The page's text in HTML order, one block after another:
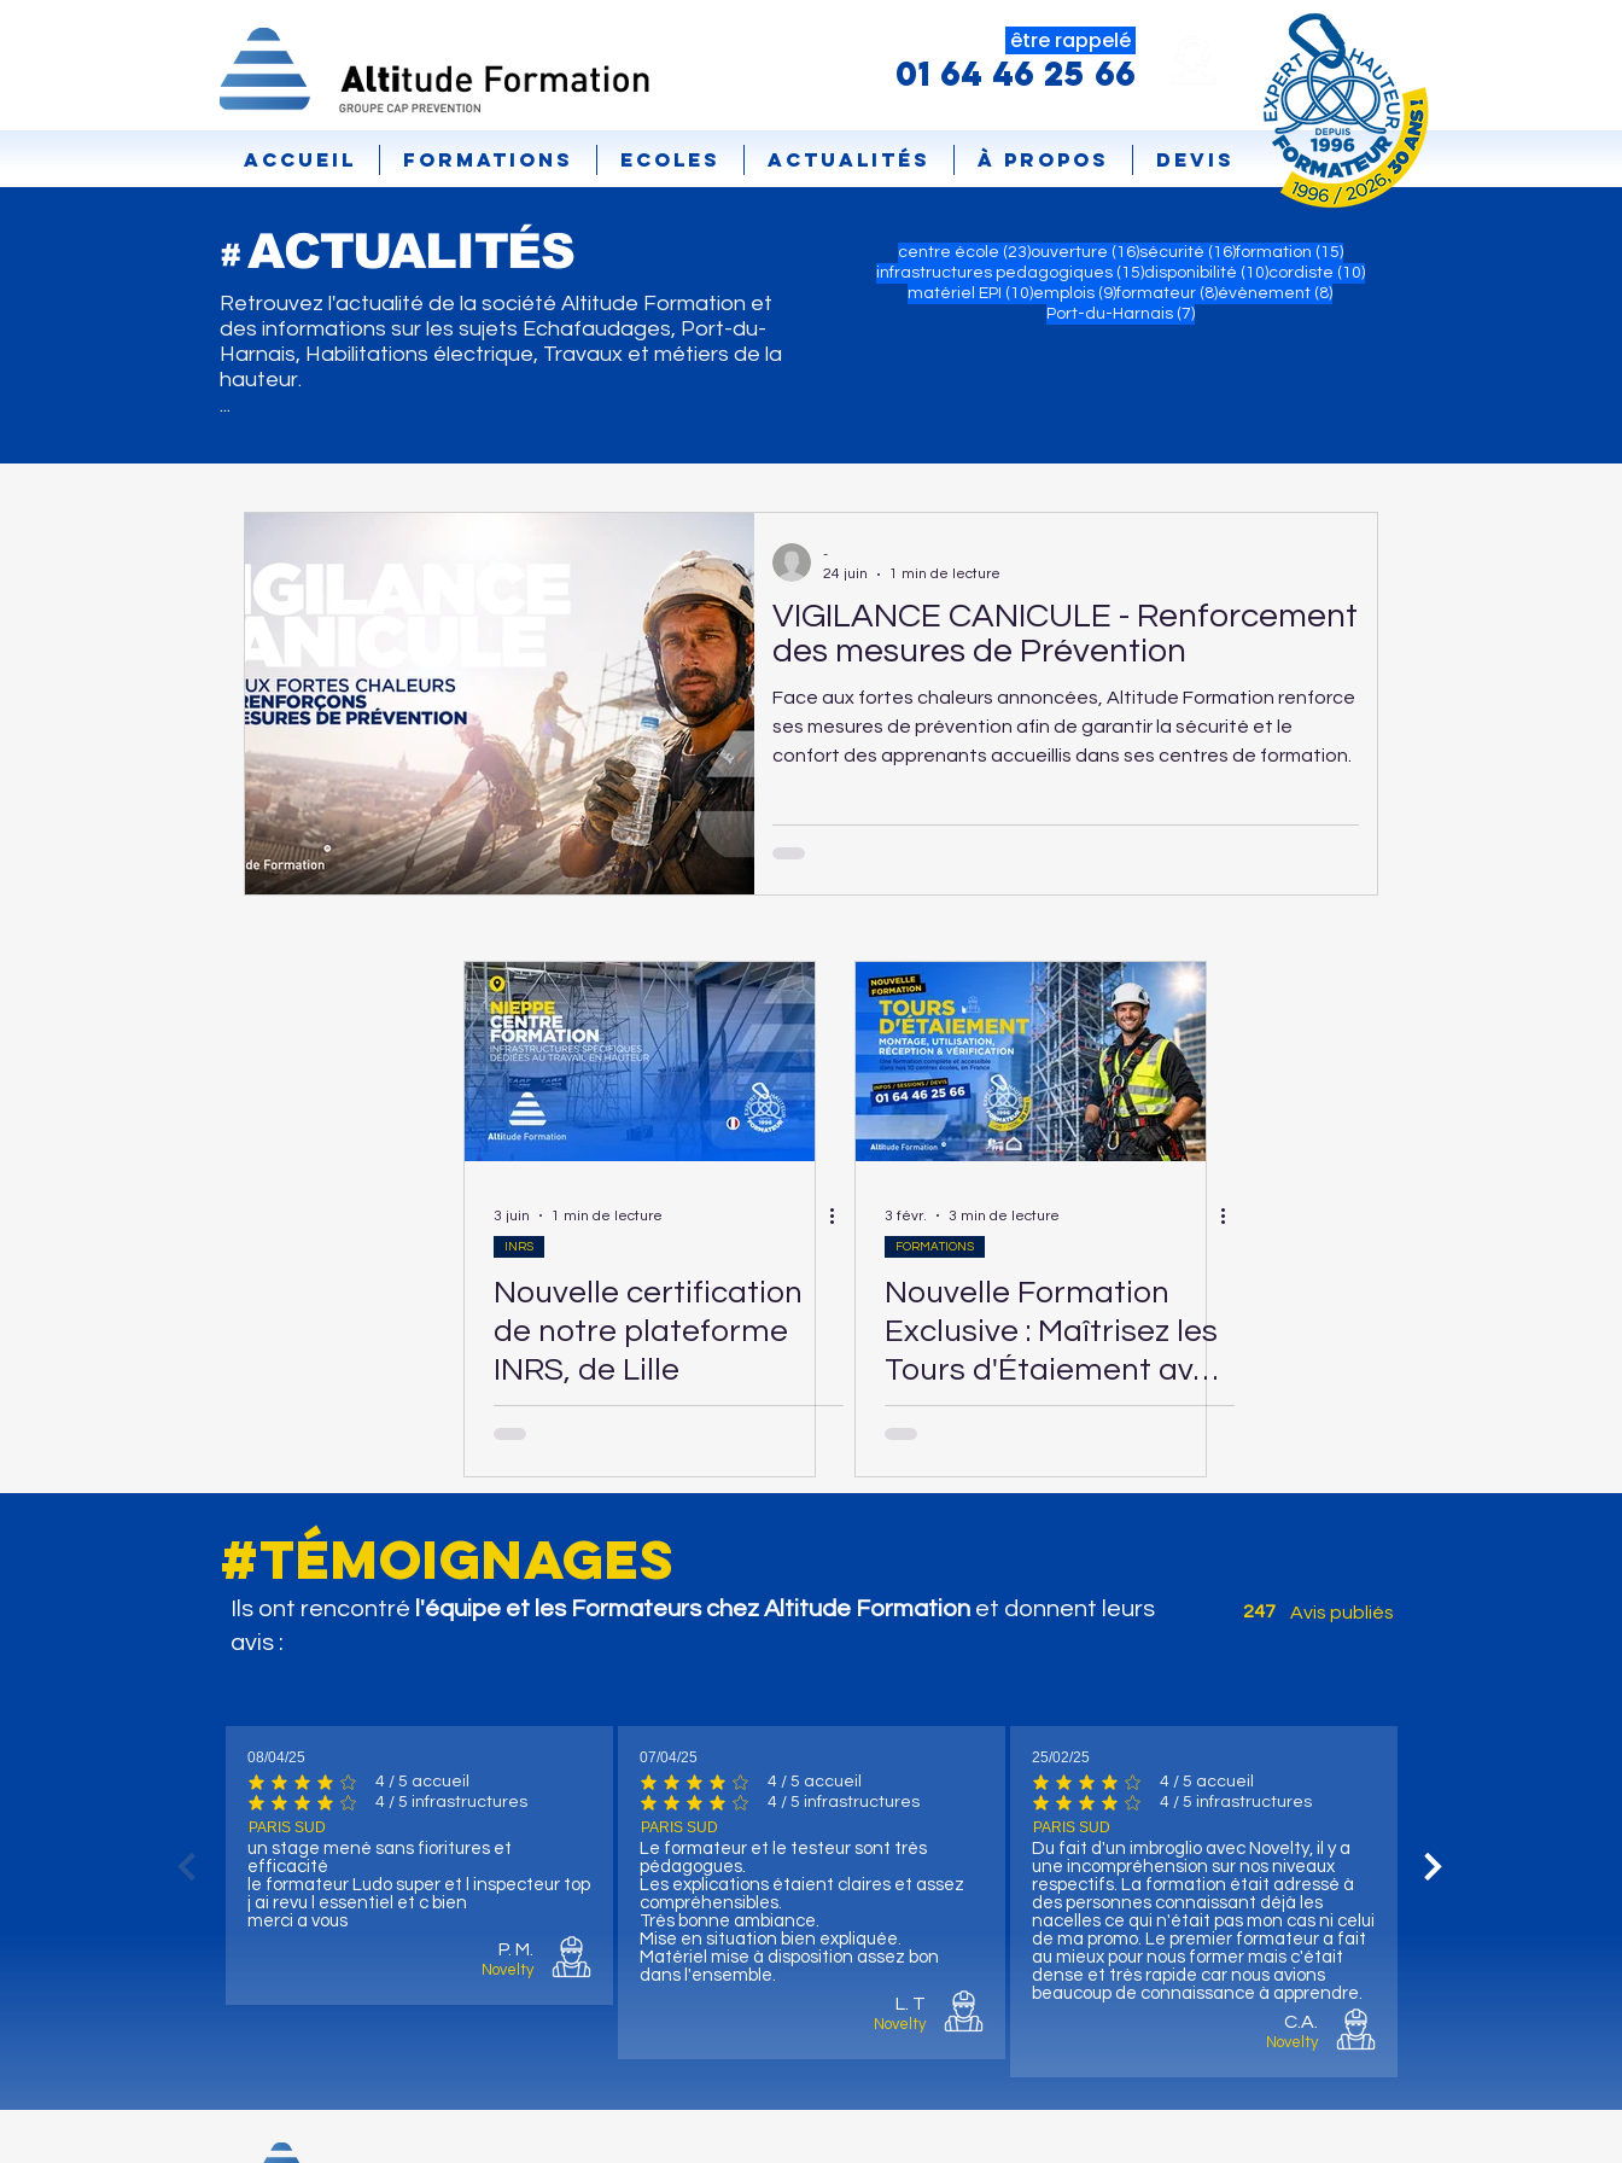
être rappelé
01 64 46 25 66
Accueil Formations ECOLES Actualités À propos DEVIS
# ACTUALITÉS
Retrouvez l'actualité de la société Altitude Formation et
des informations sur les sujets Echafaudages, Port-du-
Harnais, Habilitations électrique, Travaux et métiers de la
hauteur.
...
centre école (23)23 posts
ouverture (16)16 posts
sécurité (16)16 posts
formation (15)15 posts
infrastructures pedagogiques (15)15 posts
disponibilité (10)10 posts
cordiste (10)10 posts
matériel EPI (10)10 posts
emplois (9)9 posts
formateur (8)8 posts
évènement (8)8 posts
Port-du-Harnais (7)7 posts
VIGILANCE CANICULE - Renforcement
des mesures de Prévention
Face aux fortes chaleurs annoncées, Altitude Formation renforce
ses mesures de prévention afin de garantir la sécurité et le
confort des apprenants accueillis dans ses centres de formation.
-
24 juin
1 min de lecture
3 juin 1 min de lecture
INRS
Nouvelle certification
de notre plateforme
INRS, de Lille
3 févr. 3 min de lecture
FORMATIONS
Nouvelle Formation
Exclusive : Maîtrisez les
Tours d'Étaiement avec
Altitude Formation
#témoignages
Ils ont rencontré l'équipe et les Formateurs chez Altitude Formation et donnent leurs
avis :
247 Avis publiés
08/04/25
4 / 5 accueil
la note moyenne est 4 sur 5, d'après 4 votes, / 5 accueil
4 / 5 infrastructures
la note moyenne est 4 sur 5, d'après 4 votes, / 5 infrastructures
PARIS SUD
un stage mené sans fioritures et
efficacité
le formateur Ludo super et l inspecteur top
j ai revu l essentiel et c bien
merci a vous
P. M.
Novelty
07/04/25
4 / 5 accueil
la note moyenne est 4 sur 5, d'après 4 votes, / 5 accueil
4 / 5 infrastructures
la note moyenne est 4 sur 5, d'après 4 votes, / 5 infrastructures
PARIS SUD
Le formateur et le testeur sont très
pédagogues.
Les explications étaient claires et assez
compréhensibles.
Très bonne ambiance.
Mise en situation bien expliquée.
Matériel mise à disposition assez bon
dans l'ensemble.
L. T
Novelty
25/02/25
4 / 5 accueil
la note moyenne est 4 sur 5, d'après 4 votes, / 5 accueil
4 / 5 infrastructures
la note moyenne est 4 sur 5, d'après 4 votes, / 5 infrastructures
PARIS SUD
Du fait d'un imbroglio avec Novelty, il y a
une incompréhension sur nos niveaux
respectifs. La formation était adressé à
des personnes connaissant déjà les
nacelles ce qui n'était pas mon cas ni celui
de ma promo. Le premier formateur a fait
au mieux pour nous former mais c'était
dense et très rapide car nous avions
beaucoup de connaissance à apprendre.
C.A.
Novelty